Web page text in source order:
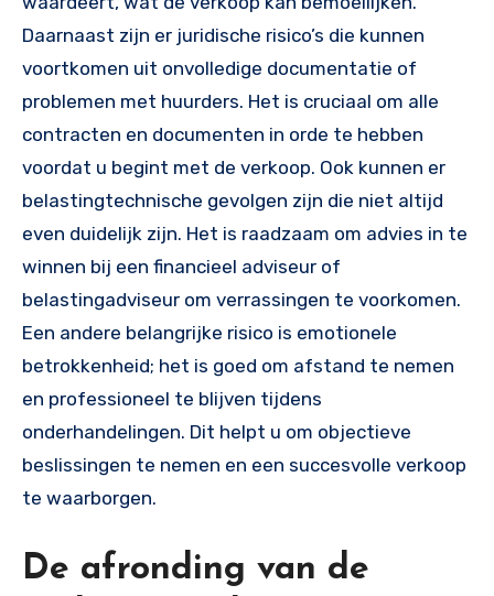
Daarnaast zijn er juridische risico’s die kunnen
voortkomen uit onvolledige documentatie of
problemen met huurders. Het is cruciaal om alle
contracten en documenten in orde te hebben
voordat u begint met de verkoop. Ook kunnen er
belastingtechnische gevolgen zijn die niet altijd
even duidelijk zijn. Het is raadzaam om advies in te
winnen bij een financieel adviseur of
belastingadviseur om verrassingen te voorkomen.
Een andere belangrijke risico is emotionele
betrokkenheid; het is goed om afstand te nemen
en professioneel te blijven tijdens
onderhandelingen. Dit helpt u om objectieve
beslissingen te nemen en een succesvolle verkoop
te waarborgen.
De afronding van de